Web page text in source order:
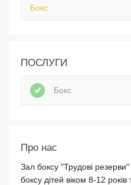
Бокс
ПОСЛУГИ
Бокс
Про нас
Зал боксу "Трудові
боксу дітей віком 8-12